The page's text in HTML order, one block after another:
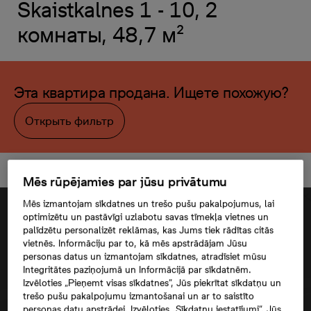
Skaistkalnes 1 - 10, 2
комнаты, 48,7 м²
Эта квартира продана. Ищете похожую?
Открыть фильтр
Mēs rūpējamies par jūsu privātumu
Mēs izmantojam sīkdatnes un trešo pušu pakalpojumus, lai
optimizētu un pastāvīgi uzlabotu savas tīmekļa vietnes un
palīdzētu personalizēt reklāmas, kas Jums tiek rādītas citās
vietnēs. Informāciju par to, kā mēs apstrādājam Jūsu
personas datus un izmantojam sīkdatnes, atradīsiet mūsu
Integritātes paziņojumā un Informācijā par sīkdatnēm.
Izvēloties „Pieņemt visas sīkdatnes”, Jūs piekrītat sīkdatņu un
trešo pušu pakalpojumu izmantošanai un ar to saistīto